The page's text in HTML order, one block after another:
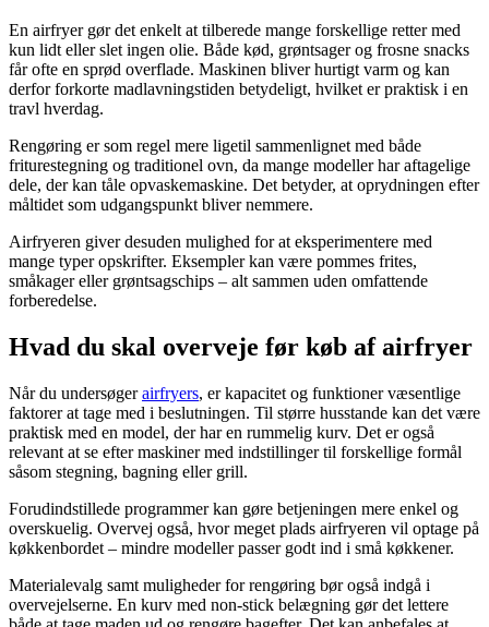
En airfryer gør det enkelt at tilberede mange forskellige retter med
kun lidt eller slet ingen olie. Både kød, grøntsager og frosne snacks
får ofte en sprød overflade. Maskinen bliver hurtigt varm og kan
derfor forkorte madlavningstiden betydeligt, hvilket er praktisk i en
travl hverdag.
Rengøring er som regel mere ligetil sammenlignet med både
friturestegning og traditionel ovn, da mange modeller har aftagelige
dele, der kan tåle opvaskemaskine. Det betyder, at oprydningen efter
måltidet som udgangspunkt bliver nemmere.
Airfryeren giver desuden mulighed for at eksperimentere med
mange typer opskrifter. Eksempler kan være pommes frites,
småkager eller grøntsagschips – alt sammen uden omfattende
forberedelse.
Hvad du skal overveje før køb af airfryer
Når du undersøgerairfryers, er kapacitet og funktioner væsentlige
faktorer at tage med i beslutningen. Til større husstande kan det være
praktisk med en model, der har en rummelig kurv. Det er også
relevant at se efter maskiner med indstillinger til forskellige formål
såsom stegning, bagning eller grill.
Forudindstillede programmer kan gøre betjeningen mere enkel og
overskuelig. Overvej også, hvor meget plads airfryeren vil optage på
køkkenbordet – mindre modeller passer godt ind i små køkkener.
Materialevalg samt muligheder for rengøring bør også indgå i
overvejelserne. En kurv med non-stick belægning gør det lettere